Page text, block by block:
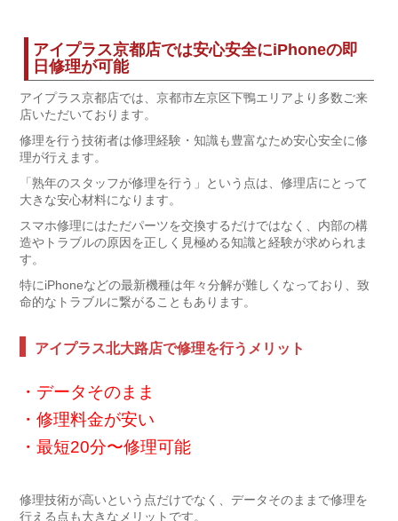
アイプラス京都店では安心安全にiPhoneの即
日修理が可能
アイプラス京都店では、京都市左京区下鴨エリアより多数ご来
店いただいております。
修理を行う技術者は修理経験・知識も豊富なため安心安全に修
理が行えます。
「熟年のスタッフが修理を行う」という点は、修理店にとって
大きな安心材料になります。
スマホ修理にはただパーツを交換するだけではなく、内部の構
造やトラブルの原因を正しく見極める知識と経験が求められま
す。
特にiPhoneなどの最新機種は年々分解が難しくなっており、致
命的なトラブルに繋がることもあります。
アイプラス北大路店で修理を行うメリット
・データそのまま
・修理料金が安い
・最短20分〜修理可能
修理技術が高いという点だけでなく、データそのままで修理を
行える点も大きなメリットです。